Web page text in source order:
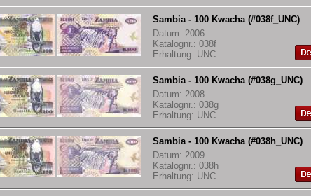
Sambia - 100 Kwacha (#038f_UNC)
Datum: 2006
Katalognr.: 038f
Erhaltung: UNC
Sambia - 100 Kwacha (#038g_UNC)
Datum: 2008
Katalognr.: 038g
Erhaltung: UNC
Sambia - 100 Kwacha (#038h_UNC)
Datum: 2009
Katalognr.: 038h
Erhaltung: UNC